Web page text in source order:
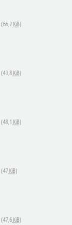
(66,2KiB)
(43,8KiB)
(48,1 KiB)
(47KiB)
(47,6KiB)